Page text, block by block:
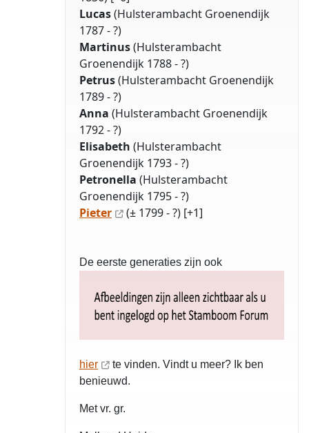
Lucas(Hulsterambacht Groenendijk
1787 - ?)
Martinus(Hulsterambacht
Groenendijk 1788 - ?)
Petrus(Hulsterambacht Groenendijk
1789 - ?)
Anna (Hulsterambacht Groenendijk
1792 - ?)
Elisabeth (Hulsterambacht
Groenendijk 1793 - ?)
Petronella (Hulsterambacht
Groenendijk 1795 - ?)
Pieter
(± 1799 - ?) [+1]
De eerste generaties zijn ook
hier
te vinden. Vindt u meer? Ik ben
benieuwd.
Met vr. gr.